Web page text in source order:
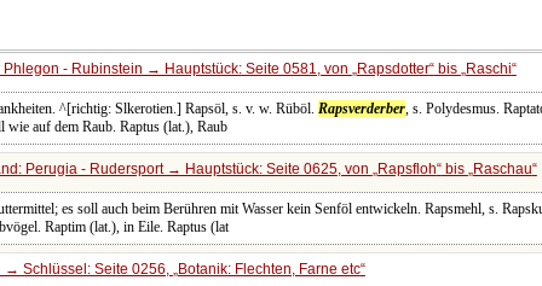
- Rubinstein → Hauptstück: Seite 0581, von Rapsdotter bis Raschi
^[richtig: Slkerotien.] Rapsöl, s. v. w. Rüböl.Rapsverderber, s. Polydesmus.
wie auf dem Raub. Raptus (lat.), Raub
Perugia - Rudersport → Hauptstück: Seite 0625, von Rapsfloh bis Raschau
es soll auch beim Berühren mit Wasser kein Senföl entwickeln. Rapsmehl, s.
Raptim (lat.), in Eile. Raptus (lat
Schlüssel: Seite 0256, Botanik: Flechten, Farne etc